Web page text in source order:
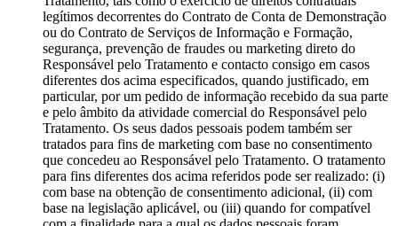
legítimos decorrentes do Contrato de Conta de Demonstração
ou do Contrato de Serviços de Informação e Formação,
segurança, prevenção de fraudes ou marketing direto do
Responsável pelo Tratamento e contacto consigo em casos
diferentes dos acima especificados, quando justificado, em
particular, por um pedido de informação recebido da sua parte
e pelo âmbito da atividade comercial do Responsável pelo
Tratamento. Os seus dados pessoais podem também ser
tratados para fins de marketing com base no consentimento
que concedeu ao Responsável pelo Tratamento. O tratamento
para fins diferentes dos acima referidos pode ser realizado: (i)
com base na obtenção de consentimento adicional, (ii) com
base na legislação aplicável, ou (iii) quando for compatível